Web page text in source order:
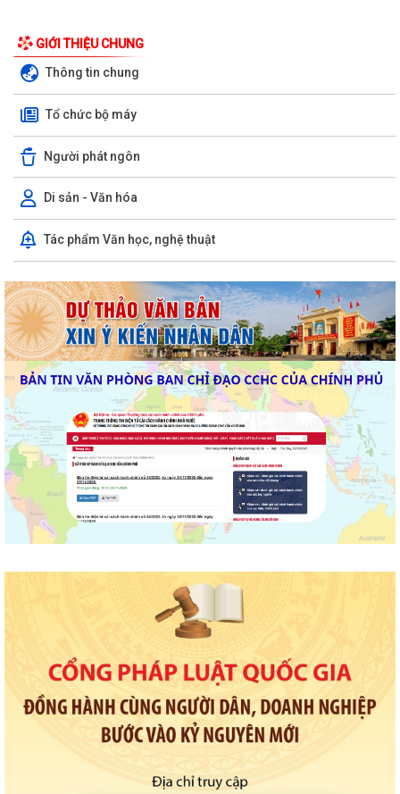
GIỚI THIỆU CHUNG
Thông tin chung
Tổ chức bộ máy
Người phát ngôn
Di sản - Văn hóa
Tác phẩm Văn học, nghệ thuật